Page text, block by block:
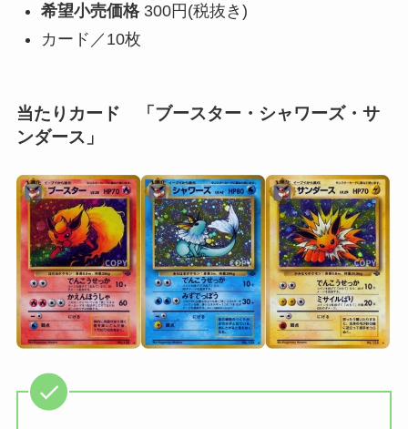
希望小売価格300円(税抜き)
カード／10枚
当たりカード 「ブースター・シャワーズ・サ
ンダース」